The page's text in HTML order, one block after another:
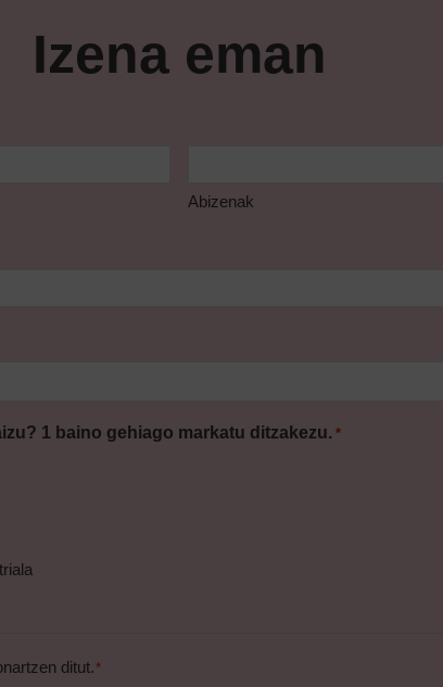
Izena eman
Abizenak
1 baino gehiago markatu ditzakezu. *
ditut.*